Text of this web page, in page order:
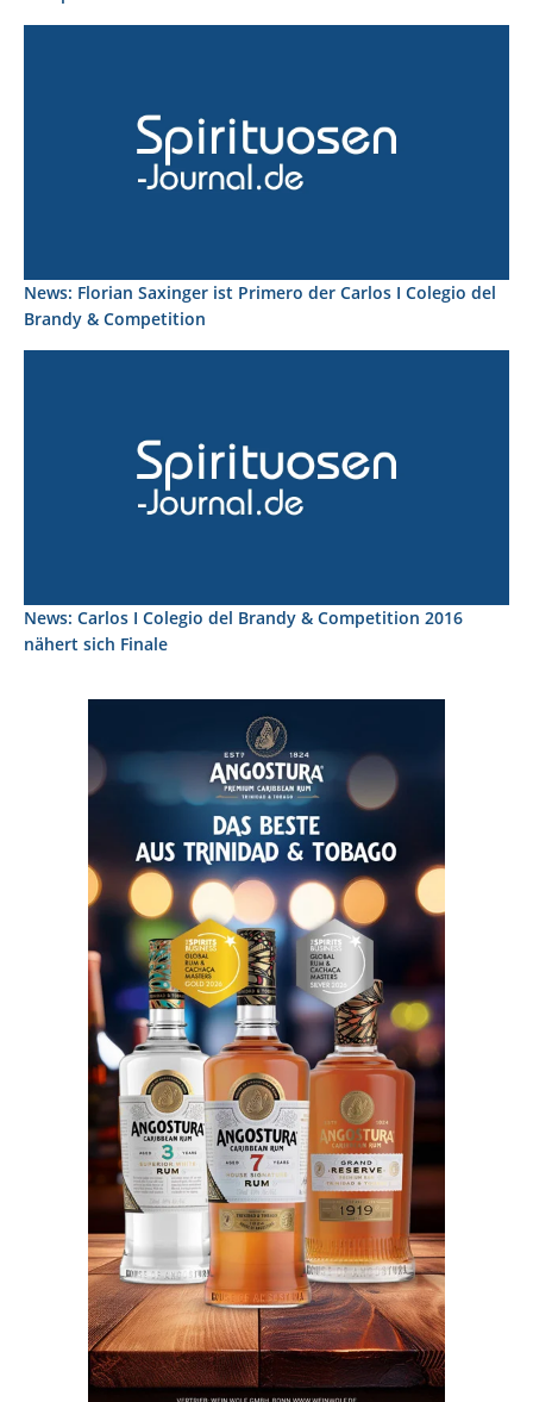
News: Florian Saxinger ist Primero der Carlos I Colegio del
Brandy & Competition
News: Carlos I Colegio del Brandy & Competition 2016
nähert sich Finale